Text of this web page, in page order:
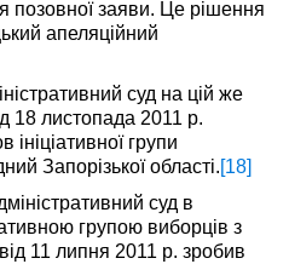
позовної заяви. Це рішення
апеляційний
суд на цій же
18 листопада 2011 р.
групи
Запорізької області. [18]
суд в
групою виборців з
11 липня 2011 р. зробив